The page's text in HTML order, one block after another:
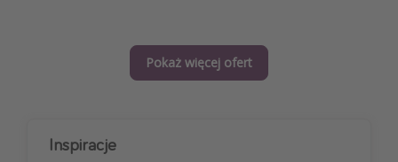
Pokaż więcej ofert
Inspiracje